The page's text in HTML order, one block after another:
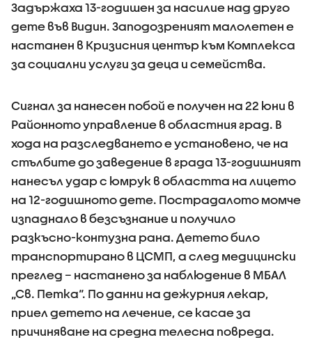
Задържаха 13-годишен за насилие над друго
дете във Видин. Заподозреният малолетен е
настанен в Кризисния център към Комплекса
за социални услуги за деца и семейства.
Сигнал за нанесен побой е получен на 22 юни в
Районното управление в областния град. В
хода на разследването е установено, че на
стълбите до заведение в града 13-годишният
нанесъл удар с юмрук в областта на лицето
на 12-годишното дете. Пострадалото момче
изпаднало в безсъзнание и получило
разкъсно-контузна рана. Детето било
транспортирано в ЦСМП, а след медицински
преглед – настанено за наблюдение в МБАЛ
„Св. Петка“. По данни на дежурния лекар,
приел детето на лечение, се касае за
причиняване на средна телесна повреда.